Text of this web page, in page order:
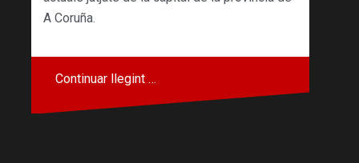
A Coruña.
Continuar llegint …